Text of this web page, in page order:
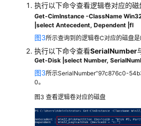
域
区
执行以下命令查看逻辑卷对应的磁
Get-CimInstance -ClassName
|select Antecedent, Dependent |fl
图3所示查询到的逻辑卷C对应的磁盘
执行以下命令查看SerialNumber
Get-Disk |select Number,
图3所示SerialNumber“97c876c0-
0。
图3 查看逻辑卷对应的磁盘